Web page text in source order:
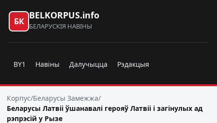
БК
BELKORPUS.info
БЕЛАРУСКІЯ НАВІНЫ
BY1 Навіны Далучыцца Рэдакцыя
Корпус/Беларусы Замежжа/
Беларусы Латвіі ўшанавалі герояў Латвіі і загінулых ад
рэпрэсій у Рызе